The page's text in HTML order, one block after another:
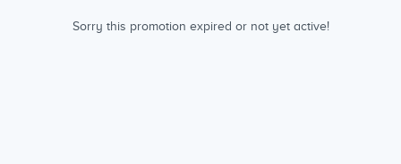
Sorry this promotion expired or not yet active!